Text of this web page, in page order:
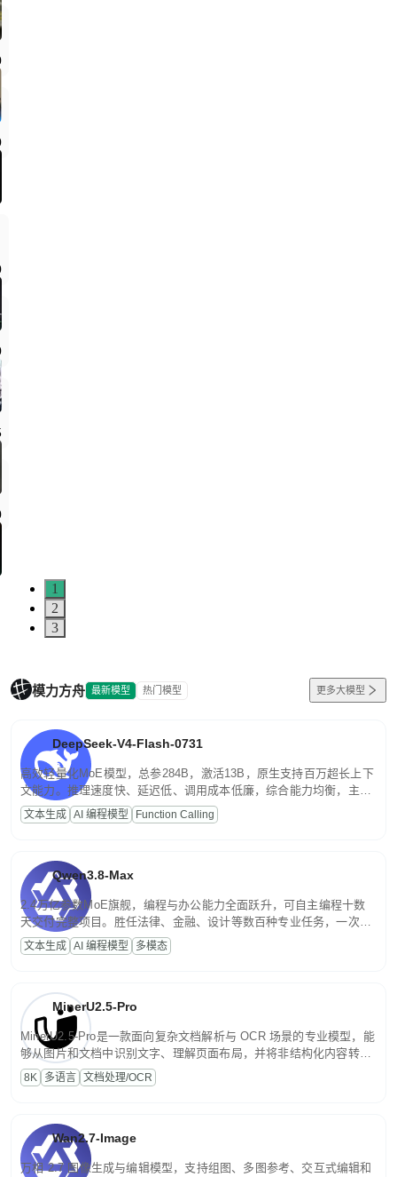
1
2
3
模力方舟 最新模型 热门模型 更多大模型
DeepSeek-V4-Flash-0731
高效轻量化MoE模型，总参284B，激活13B，原生支持百万超长上下
文能力。推理速度快、延迟低、调用成本低廉，综合能力均衡，主打
高并发、轻量化任务，适合日常对话、内容创作、基础 RAG、批量
文案处理等普惠刚需场景。
文本生成 AI 编程模型 Function Calling
Qwen3.8-Max
2.4万亿参数MoE旗舰，编程与办公能力全面跃升，可自主编程十数
天交付完整项目。胜任法律、金融、设计等数百种专业任务，一次对
话端到端交付生产级成果。原生视觉理解贯穿规划、执行与验证全流
程，支持超长文档与长视频的深度语义解析。长程任务中自主规划与
文本生成 AI 编程模型 多模态
MinerU2.5-Pro
MinerU2.5-Pro是一款面向复杂文档解析与 OCR 场景的专业模型，能
够从图片和文档中识别文字、理解页面布局，并将非结构化内容转换
为便于存储、检索和二次处理的结构化结果。
8K 多语言 文档处理/OCR
Wan2.7-Image
万相 2.7 图像生成与编辑模型，支持组图、多图参考、交互式编辑和